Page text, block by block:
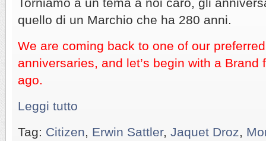
quello di un Marchio che ha 280 anni.
We are coming back to one of our
anniversaries, and let’s begin with a Brand
ago.
Leggi tutto
Tag: Citizen Erwin Sattler, Jaquet Droz